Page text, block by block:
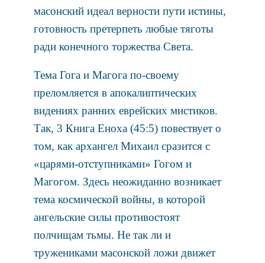
масонский идеал верности пути истины,
готовность претерпеть любые тяготы
ради конечного торжества Света.
Тема Гога и Магога по-своему
преломляется в апокалиптических
видениях ранних еврейских мистиков.
Так, 3 Книга Еноха (45:5) повествует о
том, как архангел Михаил сразится с
«царями-отступниками» Гогом и
Магогом. Здесь неожиданно возникает
тема космической войны, в которой
ангельские силы противостоят
полчищам тьмы. Не так ли и
тружениками масонской ложи движет